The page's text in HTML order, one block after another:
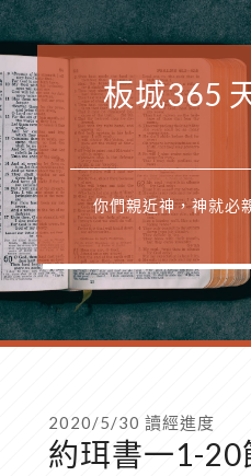
板城365
你們親近神，神就必
2020/5/30 讀經進度
約珥書一1-20